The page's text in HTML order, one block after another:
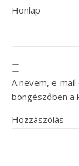
Honlap
A nevem, e-
böngészőben a
Hozzászólás